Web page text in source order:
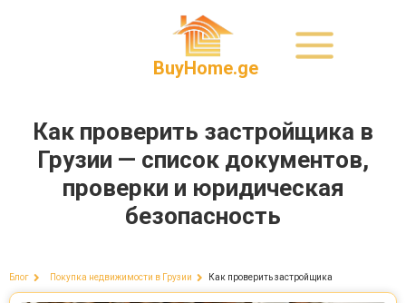
BuyHome.ge
Как проверить застройщика в
Грузии — список документов,
проверки и юридическая
безопасность
Блог Покупка недвижимости в Грузии Как проверить застройщика